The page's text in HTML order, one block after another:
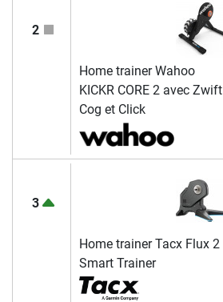
2
Home trainer Wahoo
KICKR CORE 2 avec Zwift
Cog et Click
3
Home trainer Tacx Flux 2
Smart Trainer